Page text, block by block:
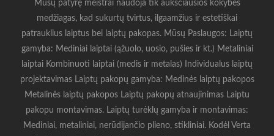
Mūsų patyrę meistrai naudoja tik aukščiausios kokybės
medžiagas, kad sukurtų tvirtus, ilgaamžius ir estetiškai
patrauklius laiptus bei laiptų pakopas. Mūsų Paslaugos: Laiptų
gamyba: Mediniai laiptai (ąžuolo, uosio, pušies ir kt.) Metaliniai
laiptai Kombinuoti laiptai (medis ir metalas) Individualus laiptų
projektavimas Laiptų pakopų gamyba: Medinės laiptų pakopos
Metalinės laiptų pakopos Laiptų pakopų atnaujinimas Laiptu
pakopu montavimas. Laiptų turėklų gamyba ir montavimas:
Mediniai, metaliniai, nerūdijančio plieno, stikliniai. Kodėl Verta